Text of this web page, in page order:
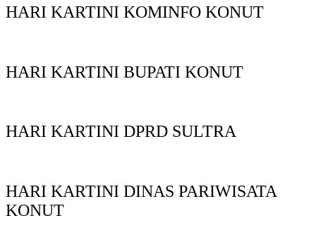
HARI KARTINI KOMINFO KONUT
HARI KARTINI BUPATI KONUT
HARI KARTINI DPRD SULTRA
HARI KARTINI DINAS PARIWISATA
KONUT